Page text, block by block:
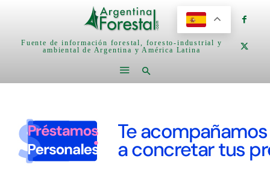
Fuente de información forestal, foresto-industrial y
ambiental de Argentina y América Latina